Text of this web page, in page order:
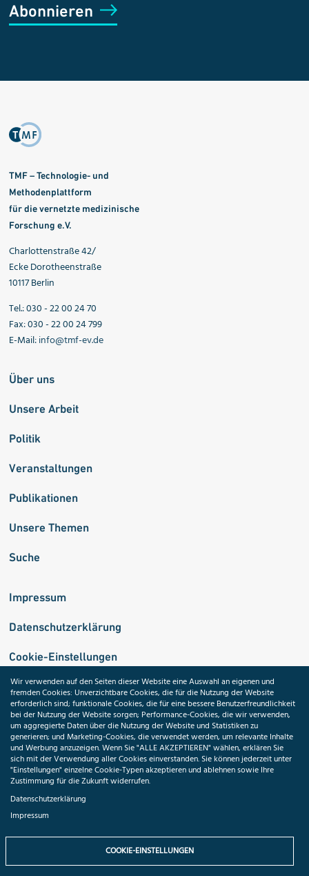
Abonnieren
TMF – Technologie- und
Methodenplattform
für die vernetzte medizinische
Forschung e.V.
Charlottenstraße 42/
Ecke Dorotheenstraße
10117 Berlin
Tel.: 030 - 22 00 24 70
Fax: 030 - 22 00 24 799
E-Mail:info@tmf-ev.de
Über uns
Unsere Arbeit
Politik
Veranstaltungen
Publikationen
Unsere Themen
Suche
Impressum
Datenschutzerklärung
Cookie-Einstellungen
Medizininformatik-Initiative
ToolPool Gesundheitsforschung
Folgen Sie uns:
Wir verwenden auf den Seiten dieser Website eine Auswahl an eigenen und
fremden Cookies: Unverzichtbare Cookies, die für die Nutzung der Website
erforderlich sind; funktionale Cookies, die für eine bessere Benutzerfreundlichkeit
bei der Nutzung der Website sorgen; Performance-Cookies, die wir verwenden,
um aggregierte Daten über die Nutzung der Website und Statistiken zu
generieren; und Marketing-Cookies, die verwendet werden, um relevante Inhalte
und Werbung anzuzeigen. Wenn Sie "ALLE AKZEPTIEREN" wählen, erklären Sie
sich mit der Verwendung aller Cookies einverstanden. Sie können jederzeit unter
"Einstellungen" einzelne Cookie-Typen akzeptieren und ablehnen sowie Ihre
Zustimmung für die Zukunft widerrufen.
Datenschutzerklärung
Impressum
COOKIE-EINSTELLUNGEN